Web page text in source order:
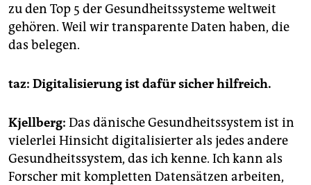
zu den Top 5 der Gesundheitssysteme weltweit
gehören. Weil wir transparente Daten haben, die
das belegen.
taz: Digitalisierung ist dafür sicher hilfreich.
Kjellberg: Das dänische Gesundheitssystem ist in
vielerlei Hinsicht digitalisierter als jedes andere
Gesundheitssystem, das ich kenne. Ich kann als
Forscher mit kompletten Datensätzen arbeiten,